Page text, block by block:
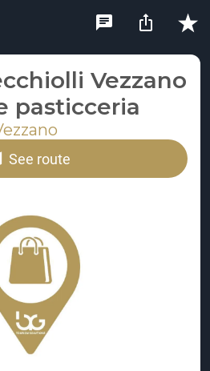
Vezzano
pasticceria
See route